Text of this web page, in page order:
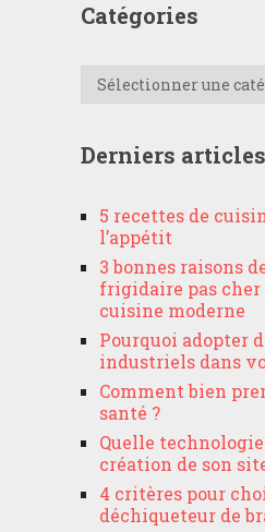
Catégories
Catégories
Derniers articles
5 recettes de
l’appétit
3 bonnes raisons
frigidaire pas cher
cuisine moderne
Pourquoi adopter
industriels dans
Comment bien
santé ?
Quelle
création de son
4 critères pour
déchiqueteur de